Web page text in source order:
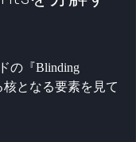
の『Blinding
となる要素を見て